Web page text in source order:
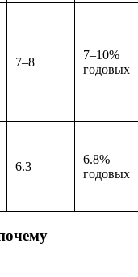
7–8
7–10%
годовых
6.3
6.8%
годовых